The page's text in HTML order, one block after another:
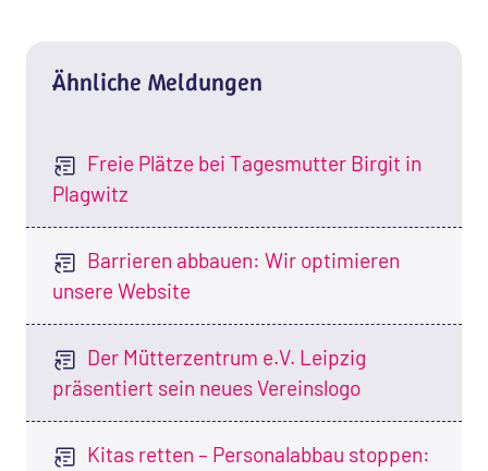
Ähnliche Meldungen
Freie Plätze bei Tagesmutter Birgit in
Plagwitz
Barrieren abbauen: Wir optimieren
unsere Website
Der Mütterzentrum e.V. Leipzig
präsentiert sein neues Vereinslogo
Kitas retten – Personalabbau stoppen: